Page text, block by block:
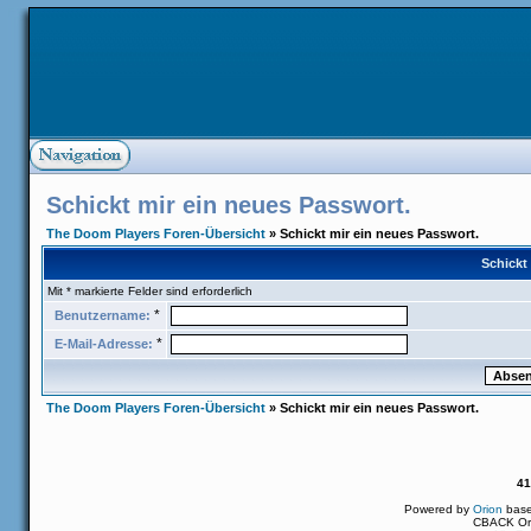
Schickt mir ein neues Passwort.
The Doom Players Foren-Übersicht » Schickt mir ein neues Passwort.
Schickt
Mit * markierte Felder sind erforderlich
Benutzername: *
E-Mail-Adresse: *
The Doom Players Foren-Übersicht » Schickt mir ein neues Passwort.
Powered by Orion
CBACK